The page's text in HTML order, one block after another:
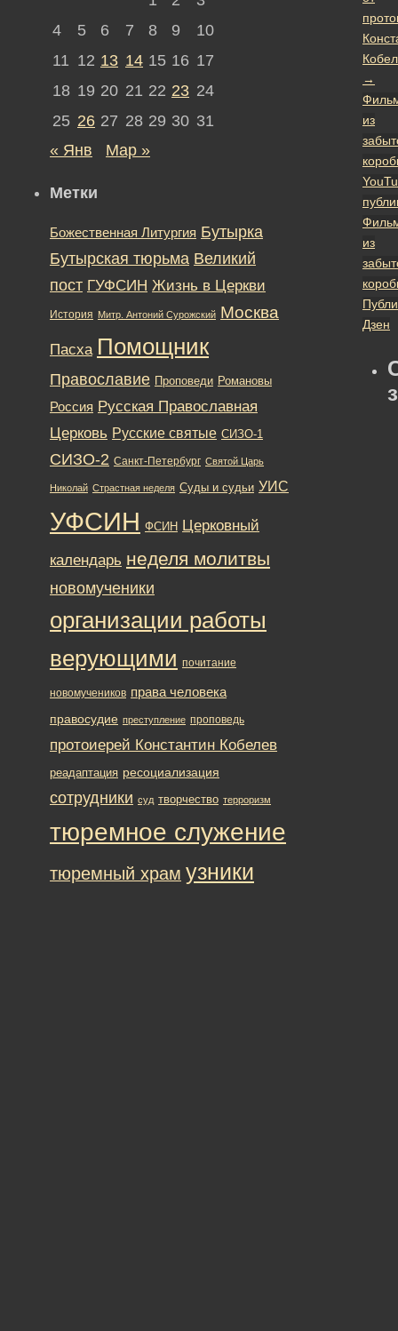
→
из
из
Дзен
4
5 6 7 8 9
10
11 12 13 14 15 16 17
18 19 20 21 22 23 24
25 26 27 28 29 30 31
« Янв
Мар »
Метки
Божественная Литургия Бутырка
Бутырская тюрьма Великий
пост ГУФСИН Жизнь в Церкви
История Митр. Антоний Сурожский Москва
Пасха Помощник
Православие Проповеди Романовы
Россия Русская Православная
Церковь Русские святые СИЗО-1
СИЗО-2 Санкт-Петербург Святой Царь
Николай Страстная неделя Суды и судьи УИС
УФСИН ФСИН Церковный
календарь неделя молитвы
новомученики
организации работы
верующими почитание
новомучеников права человека
правосудие преступление проповедь
протоиерей Константин Кобелев
реадаптация ресоциализация
сотрудники суд творчество терроризм
тюремное служение
тюремный храм узники